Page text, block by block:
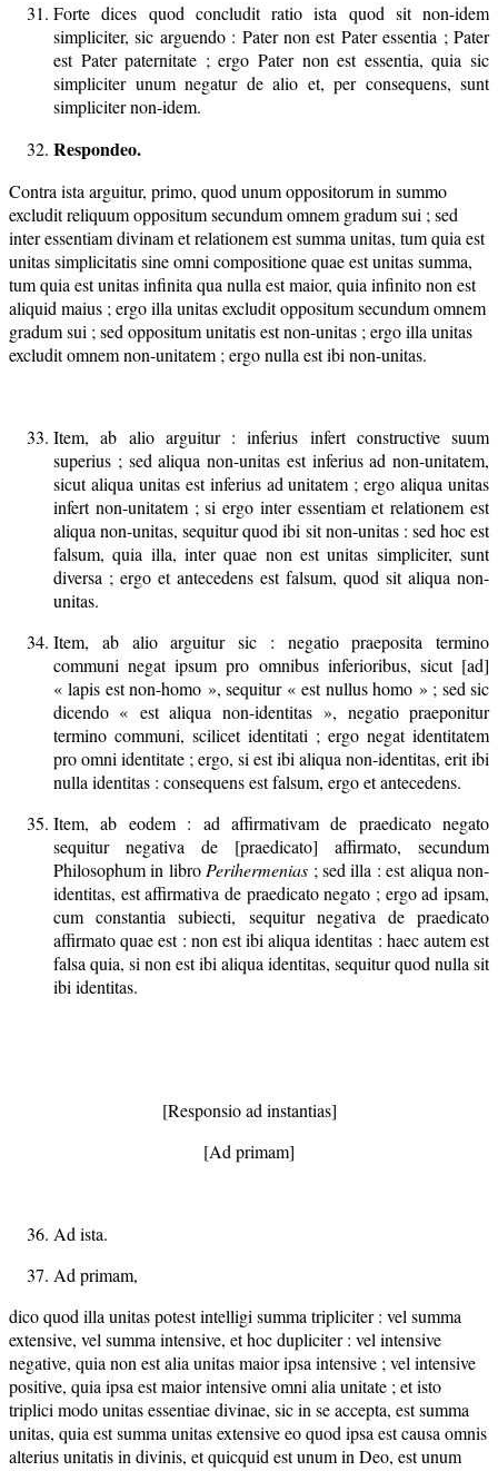
Forte dices quod concludit ratio ista quod sit non-idem
simpliciter, sic arguendo : Pater non est Pater essentia ; Pater
est Pater paternitate ; ergo Pater non est essentia, quia sic
simpliciter unum negatur de alio et, per consequens, sunt
simpliciter non-idem.
Respondeo.
Contra ista arguitur, primo, quod unum oppositorum in summo
excludit reliquum oppositum secundum omnem gradum sui ; sed
inter essentiam divinam et relationem est summa unitas, tum quia est
unitas simplicitatis sine omni compositione quae est unitas summa,
tum quia est unitas infinita qua nulla est maior, quia infinito non est
aliquid maius ; ergo illa unitas excludit oppositum secundum omnem
gradum sui ; sed oppositum unitatis est non-unitas ; ergo illa unitas
excludit omnem non-unitatem ; ergo nulla est ibi non-unitas.
Item, ab alio arguitur : inferius infert constructive suum
superius ; sed aliqua non-unitas est inferius ad non-unitatem,
sicut aliqua unitas est inferius ad unitatem ; ergo aliqua unitas
infert non-unitatem ; si ergo inter essentiam et relationem est
aliqua non-unitas, sequitur quod ibi sit non-unitas : sed hoc est
falsum, quia illa, inter quae non est unitas simpliciter, sunt
diversa ; ergo et antecedens est falsum, quod sit aliqua non-
unitas.
Item, ab alio arguitur sic : negatio praeposita termino
communi negat ipsum pro omnibus inferioribus, sicut [ad]
« lapis est non-homo », sequitur « est nullus homo » ; sed sic
dicendo « est aliqua non-identitas », negatio praeponitur
termino communi, scilicet identitati ; ergo negat identitatem
pro omni identitate ; ergo, si est ibi aliqua non-identitas, erit ibi
nulla identitas : consequens est falsum, ergo et antecedens.
Item, ab eodem : ad affirmativam de praedicato negato
sequitur negativa de [praedicato] affirmato, secundum
Philosophum in libroPerihermenias ; sed illa : est aliqua non-
identitas, est affirmativa de praedicato negato ; ergo ad ipsam,
cum constantia subiecti, sequitur negativa de praedicato
affirmato quae est : non est ibi aliqua identitas : haec autem est
falsa quia, si non est ibi aliqua identitas, sequitur quod nulla sit
ibi identitas.
[Responsio ad instantias]
[Ad primam]
Ad ista.
Ad primam,
dico quod illa unitas potest intelligi summa tripliciter : vel summa
extensive, vel summa intensive, et hoc dupliciter : vel intensive
negative, quia non est alia unitas maior ipsa intensive ; vel intensive
positive, quia ipsa est maior intensive omni alia unitate ; et isto
triplici modo unitas essentiae divinae, sic in se accepta, est summa
unitas, quia est summa unitas extensive eo quod ipsa est causa omnis
alterius unitatis in divinis, et quicquid est unum in Deo, est unum